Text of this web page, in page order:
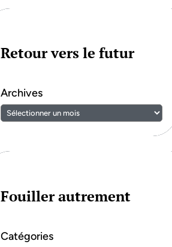
Retour vers le futur
Archives
Fouiller autrement
Catégories